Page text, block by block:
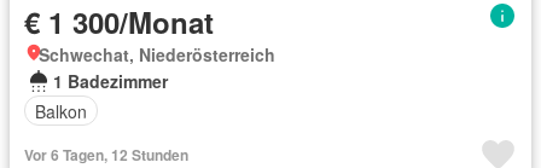
€ 1 300/Monat
Schwechat, Niederösterreich
1 Badezimmer
Balkon
Vor 6 Tagen, 12 Stunden